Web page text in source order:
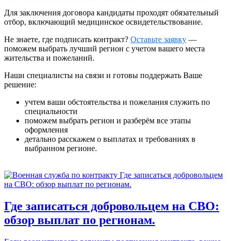
Для заключения договора кандидаты проходят обязательный
отбор, включающий медицинское освидетельствование.
Не знаете, где подписать контракт? Оставьте заявку —
поможем выбрать лучший регион с учетом вашего места
жительства и пожеланий.
Наши специалисты на связи и готовы поддержать Ваше
решение:
учтем ваши обстоятельства и пожелания служить по
специальности
поможем выбрать регион и разберём все этапы
оформления
детально расскажем о выплатах и требованиях в
выбранном регионе.
Где записаться добровольцем на СВО:
обзор выплат по регионам.